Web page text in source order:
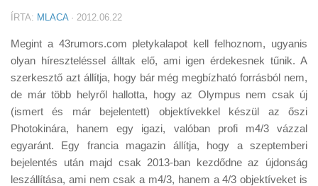
Tudástár
Tanácsok
Érdekességek
Helyszíni Riport
E-BB
ÍRTA: MLACA· 2012.06.22
Megint a 43rumors.com pletykalapot kell felhoznom, ugyanis
olyan híreszteléssel álltak elő, ami igen érdekesnek tűnik. A
szerkesztő azt állítja, hogy bár még megbízható forrásból nem,
de már több helyről hallotta, hogy az Olympus nem csak új
(ismert és már bejelentett) objektívekkel készül az őszi
Photokinára, hanem egy igazi, valóban profi m4/3 vázzal
egyaránt. Egy francia magazin állítja, hogy a szeptemberi
bejelentés után majd csak 2013-ban kezdődne az újdonság
leszállítása, ami nem csak a m4/3, hanem a 4/3 objektíveket is